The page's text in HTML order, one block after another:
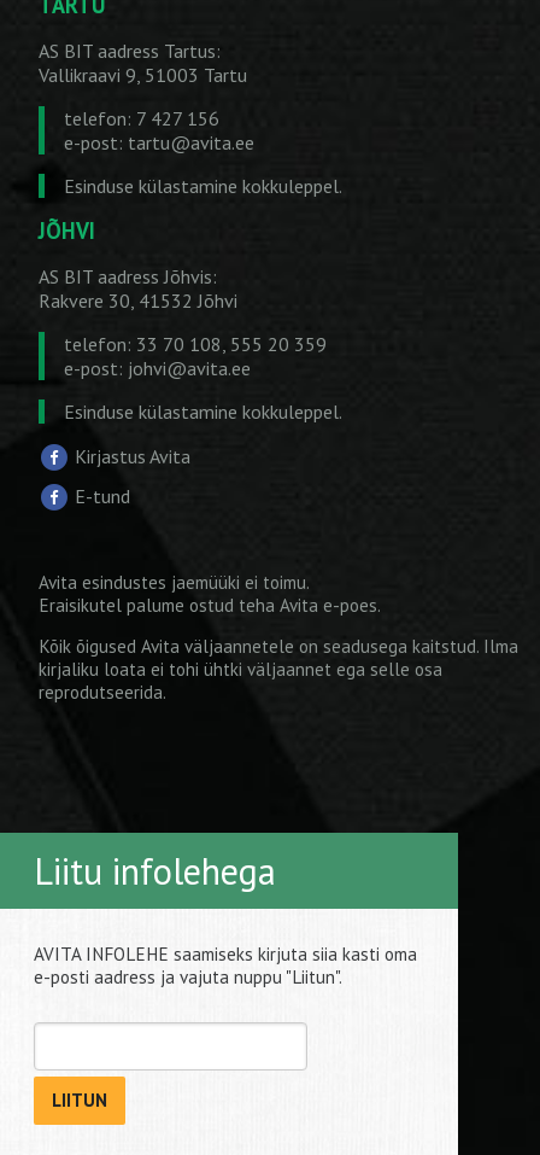
AS BIT aadress Tartus:
Vallikraavi 9, 51003 Tartu
telefon: 7 427 156
e-post: tartu@avita.ee
Esinduse külastamine kokkuleppel.
JÕHVI
AS BIT aadress Jõhvis:
Rakvere 30, 41532 Jõhvi
telefon: 33 70 108, 555 20 359
e-post: johvi@avita.ee
Esinduse külastamine kokkuleppel.
Kirjastus Avita
E-tund
Avita esindustes jaemüüki ei toimu.
Eraisikutel palume ostud teha Avita e-poes.
Kõik õigused Avita väljaannetele on seadusega kaitstud. Ilma
kirjaliku loata ei tohi ühtki väljaannet ega selle osa
reprodutseerida.
Liitu infolehega
AVITA INFOLEHE saamiseks kirjuta siia kasti oma
e-posti aadress ja vajuta nuppu "Liitun".
LIITUN